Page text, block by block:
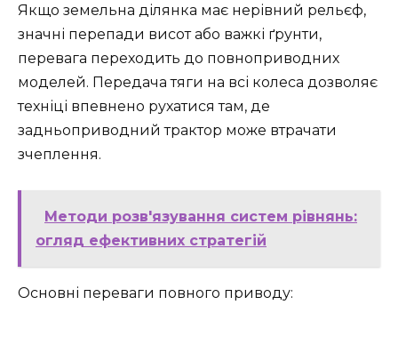
Якщо земельна ділянка має нерівний рельєф,
значні перепади висот або важкі ґрунти,
перевага переходить до повноприводних
моделей. Передача тяги на всі колеса дозволяє
техніці впевнено рухатися там, де
задньоприводний трактор може втрачати
зчеплення.
Методи розв'язування систем рівнянь:
огляд ефективних стратегій
Основні переваги повного приводу: